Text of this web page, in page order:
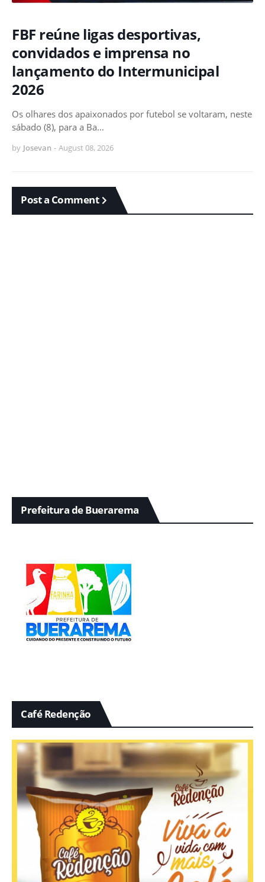
FBF reúne ligas desportivas,
convidados e imprensa no
lançamento do Intermunicipal
2026
Os olhares dos apaixonados por futebol se voltaram, neste
sábado (8), para a Ba…
by Josevan - August 08, 2026
Post a Comment
Prefeitura de Buerarema
Café Redenção